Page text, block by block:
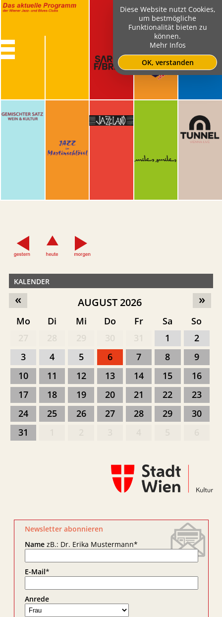
KALENDER
»
« AUGUST 2026
Mo Di Mi Do Fr Sa
So
1
2
3
4 5 6 7 8
9
10
11 12 13 14 15
16
17
18 19 20 21 22
23
24
25 26 27 28 29
30
31
Newsletter abonnieren
NamezB.: Dr. Erika Mustermann*
E-Mail*
Anrede
Diese Website nutzt Cookies,
um bestmögliche
Funktionalität bieten zu
können.
Mehr Infos
OK, verstanden